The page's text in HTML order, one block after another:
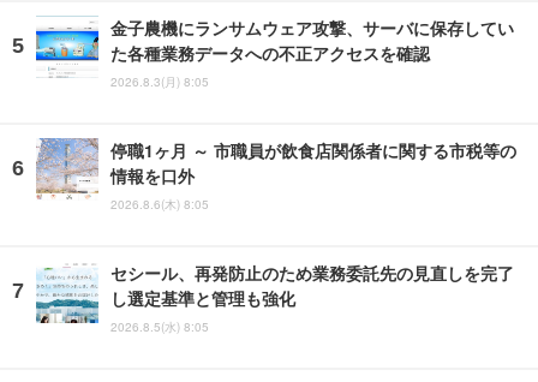
金子農機にランサムウェア攻撃、サーバに保存してい
た各種業務データへの不正アクセスを確認
2026.8.3(月) 8:05
停職1ヶ月 ～ 市職員が飲食店関係者に関する市税等の
情報を口外
2026.8.6(木) 8:05
セシール、再発防止のため業務委託先の見直しを完了
し選定基準と管理も強化
2026.8.5(水) 8:05